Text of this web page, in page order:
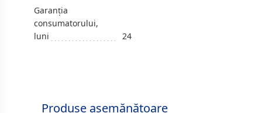
Garanția
consumatorului,
luni
24
Produse asemănătoare